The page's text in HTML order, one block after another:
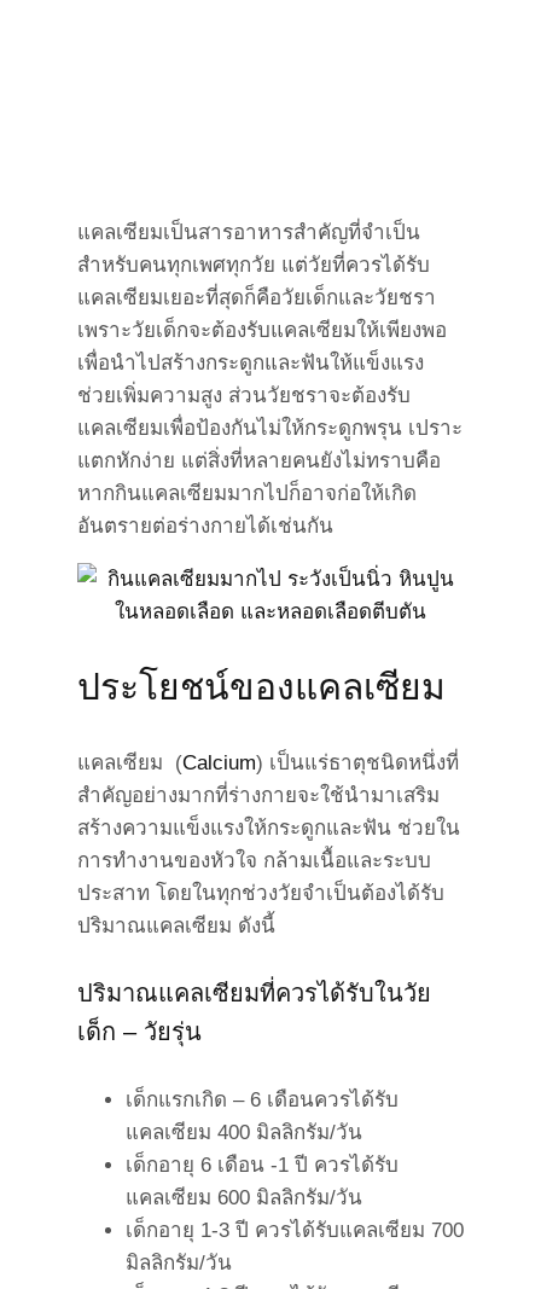
แคลเซียมเป็นสารอาหารสำคัญที่จำเป็น
สำหรับคนทุกเพศทุกวัย แต่วัยที่ควรได้รับ
แคลเซียมเยอะที่สุดก็คือวัยเด็กและวัยชรา
เพราะวัยเด็กจะต้องรับแคลเซียมให้เพียงพอ
เพื่อนำไปสร้างกระดูกและฟันให้แข็งแรง
ช่วยเพิ่มความสูง ส่วนวัยชราจะต้องรับ
แคลเซียมเพื่อป้องกันไม่ให้กระดูกพรุน เปราะ
แตกหักง่าย แต่สิ่งที่หลายคนยังไม่ทราบคือ
หากกินแคลเซียมมากไปก็อาจก่อให้เกิด
อันตรายต่อร่างกายได้เช่นกัน
ประโยชน์ของแคลเซียม
แคลเซียม (Calcium) เป็นแร่ธาตุชนิดหนึ่งที่
สำคัญอย่างมากที่ร่างกายจะใช้นำมาเสริม
สร้างความแข็งแรงให้กระดูกและฟัน ช่วยใน
การทำงานของหัวใจ กล้ามเนื้อและระบบ
ประสาท โดยในทุกช่วงวัยจำเป็นต้องได้รับ
ปริมาณแคลเซียม ดังนี้
ปริมาณแคลเซียมที่ควรได้รับในวัย
เด็ก – วัยรุ่น
เด็กแรกเกิด – 6 เดือนควรได้รับ
แคลเซียม 400 มิลลิกรัม/วัน
เด็กอายุ 6 เดือน -1 ปี ควรได้รับ
แคลเซียม 600 มิลลิกรัม/วัน
เด็กอายุ 1-3 ปี ควรได้รับแคลเซียม 700
มิลลิกรัม/วัน